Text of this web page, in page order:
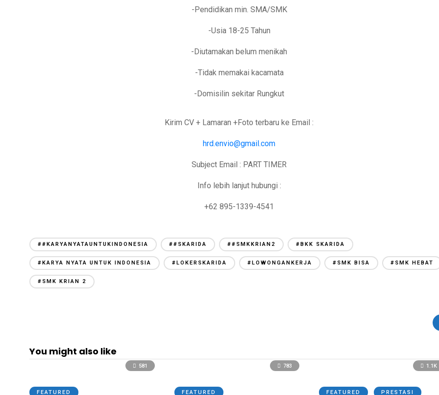
-Pendidikan min. SMA/SMK
-Usia 18-25 Tahun
-Diutamakan belum menikah
-Tidak memakai kacamata
-Domisilin sekitar Rungkut
Kirim CV + Lamaran +Foto terbaru ke Email :
hrd.envio@gmail.com
Subject Email : PART TIMER
Info lebih lanjut hubungi :
+62 895-1339-4541
##KARYANYATAUNTUKINDONESIA ##SKARIDA ##SMKKRIAN2 #BKK SKARIDA
#KARYA NYATA UNTUK INDONESIA #LOKERSKARIDA #LOWONGANKERJA #SMK BISA #SMK HEBAT
#SMK KRIAN 2
You might also like
581
FEATURED
783
FEATURED
1.1K
FEATURED PRESTASI